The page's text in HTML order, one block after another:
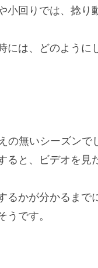
小回りでは、捻
には、どのよう
無いシーズンで
ると、ビデオを
かが分かるまで
うです。